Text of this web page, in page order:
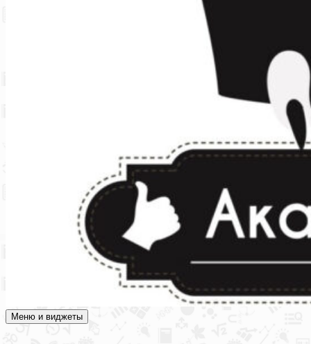
Академия СОВА
Подготовка к ЕГЭ, ОГЭ, ВПР, МЦКО, СтатГрад, КДР, ВОШ,
Меню и виджеты